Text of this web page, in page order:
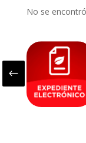
No se
#